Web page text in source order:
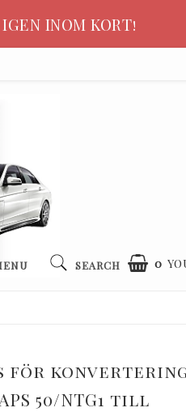
INOM KORT!
0
SEARCH
för
50/NTG1 till